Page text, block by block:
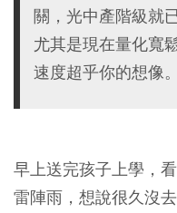
關，光中產階級就
尤其是現在量化寬
速度超乎你的想像。
早上送完孩子上學，
雷陣雨，想說很久沒